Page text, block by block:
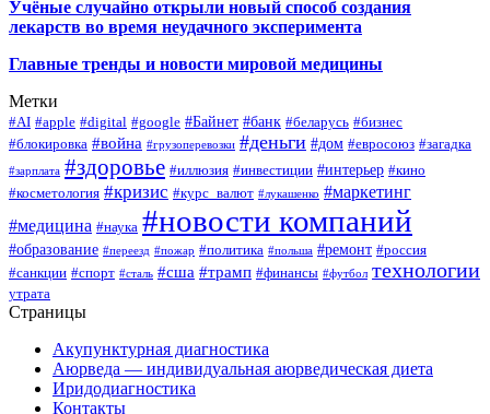
Учёные случайно открыли новый способ создания
лекарств во время неудачного эксперимента
Главные тренды и новости мировой медицины
Метки
#AI #apple #digital #google #Байнет #банк #беларусь #бизнес
#блокировка #война #грузоперевозки #деньги #дом #евросоюз #загадка
#зарплата #здоровье #иллюзия #инвестиции #интерьер #кино
#косметология #кризис #курс_валют #лукашенко #маркетинг
#медицина #наука #новости компаний
#образование #переезд #пожар #политика #польша #ремонт #россия
#санкции #спорт #сталь #сша #трамп #финансы #футбол технологии
утрата
Страницы
Акупунктурная диагностика
Аюрведа — индивидуальная аюрведическая диета
Иридодиагностика
Контакты